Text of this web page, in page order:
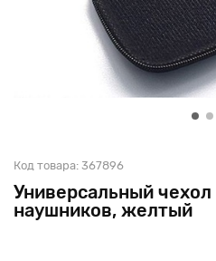
Универсальный
наушников, желтый
Код товара: 367896